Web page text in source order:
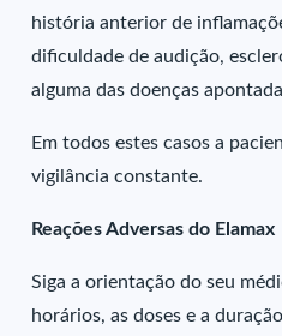
história anterior de
dificuldade de audição,
alguma das doenças
Em todos estes casos a
vigilância constante.
Reações Adversas do Elamax
Siga a orientação do seu
horários, as doses e a